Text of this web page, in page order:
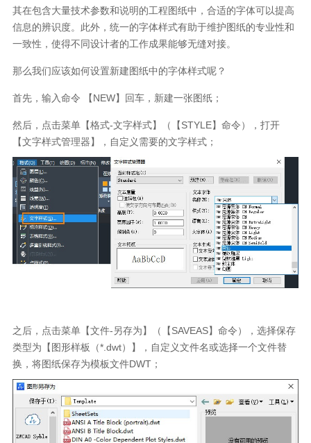
其在包含大量技术参数和说明的工程图纸中，合适的字体可以提高
信息的辨识度。此外，统一的字体样式有助于维护图纸的专业性和
一致性，使得不同设计者的工作成果能够无缝对接。
那么我们应该如何设置新建图纸中的字体样式呢？
首先，输入命令 【NEW】回车，新建一张图纸；
然后，点击菜单【格式-文字样式】（【STYLE】命令），打开
【文字样式管理器】，自定义需要的文字样式；
之后，点击菜单【文件-另存为】（【SAVEAS】命令），选择保存
类型为【图形样板（*.dwt）】，自定义文件名或选择一个文件替
换，将图纸保存为模板文件DWT；